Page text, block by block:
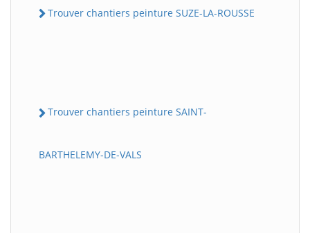
Trouver chantiers peinture SUZE-LA-ROUSSE
Trouver chantiers peinture SAINT-
BARTHELEMY-DE-VALS